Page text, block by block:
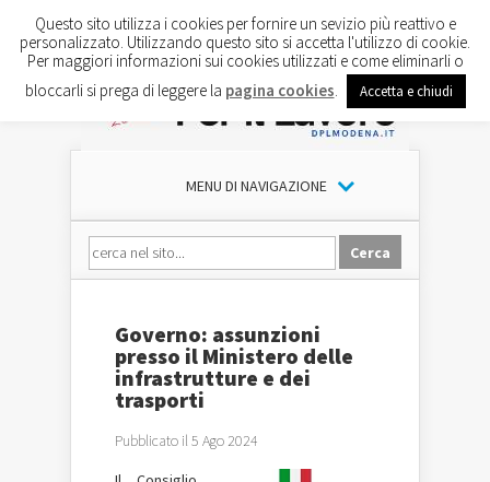
MENU DI NAVIGAZIONE
Governo: assunzioni
presso il Ministero delle
infrastrutture e dei
trasporti
Pubblicato il 5 Ago 2024
Questo sito utilizza i cookies per fornire un sevizio più reattivo e
personalizzato. Utilizzando questo sito si accetta l'utilizzo di cookie.
Per maggiori informazioni sui cookies utilizzati e come eliminarli o
bloccarli si prega di leggere la pagina cookies Accetta e chiudi